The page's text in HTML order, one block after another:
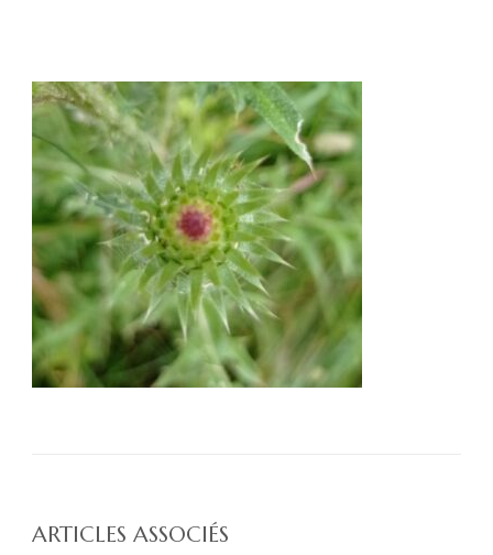
ARTICLES ASSOCIÉS